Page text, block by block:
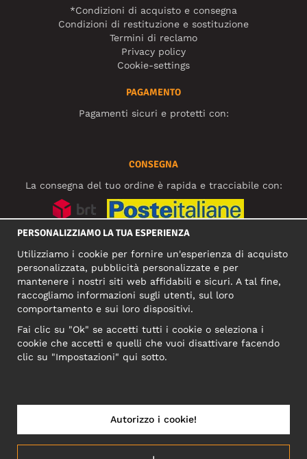
*Condizioni di acquisto e consegna
Condizioni di restituzione e sostituzione
Termini di reclamo
Privacy policy
Cookie-settings
PAGAMENTO
Pagamenti sicuri e protetti con:
CONSEGNA
La consegna del tuo ordine è rapida e tracciabile con:
INDIRIZZO COMMERCIALE
Narva mnt 5, EE-10117 Tallinn
Reg: 12356245
PERSONALIZZIAMO LA TUA ESPERIENZA
Utilizziamo i cookie per fornire un'esperienza di acquisto
personalizzata, pubblicità personalizzate e per
mantenere i nostri siti web affidabili e sicuri. A tal fine,
raccogliamo informazioni sugli utenti, sul loro
comportamento e sui loro dispositivi.
Fai clic su "Ok" se accetti tutti i cookie o seleziona i
cookie che accetti e quelli che vuoi disattivare facendo
clic su "Impostazioni" qui sotto.
Autorizzo i cookie!